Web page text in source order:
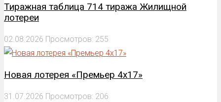
Тиражная таблица 714 тиража Жилищной
лотереи
02.08.2026 Просмотров: 255
Новая лотерея «Премьер 4х17»
31.07.2026 Просмотров: 206